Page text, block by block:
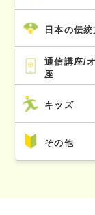
日本の伝
通信講座/
座
キッズ
その他